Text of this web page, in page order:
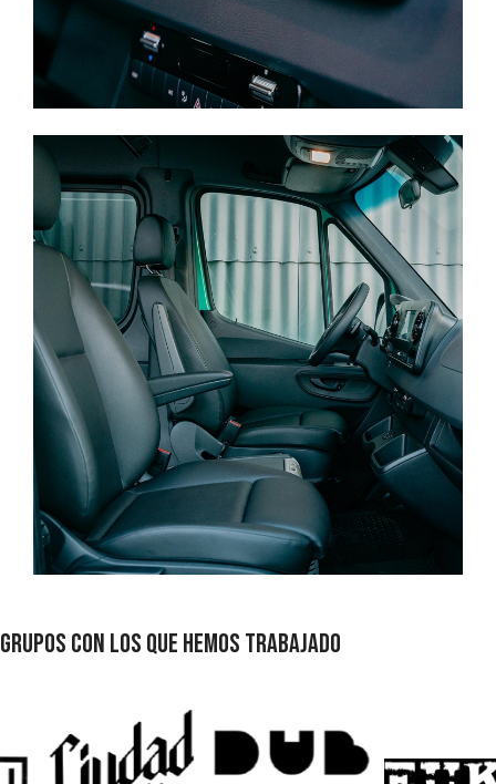
GRUPOS CON LOS QUE HEMOS TRABAJADO